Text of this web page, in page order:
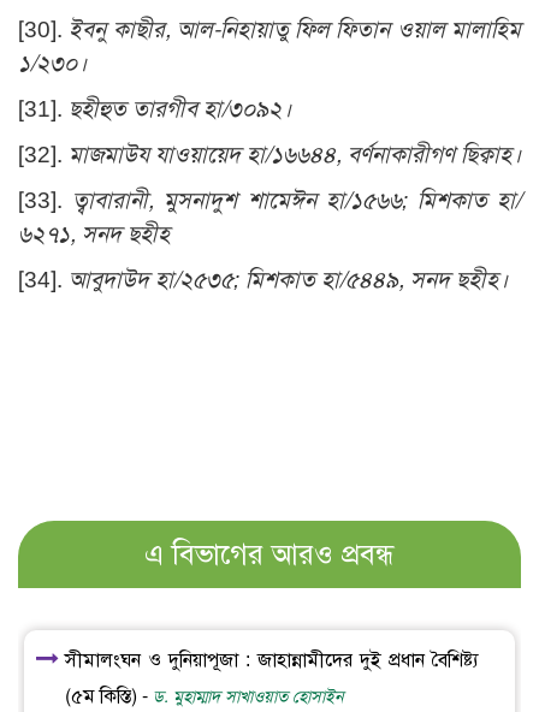
[30]. ইবনু কাছীর, আল-নিহায়াতু ফিল ফিতান ওয়াল মালাহিম
১/২৩০।
[31]. ছহীহুত তারগীব হা/৩০৯২।
[32]. মাজমাউয যাওয়ায়েদ হা/১৬৬৪৪, বর্ণনাকারীগণ ছিক্বাহ।
[33]. ত্বাবারানী, মুসনাদুশ শামেঈন হা/১৫৬৬; মিশকাত হা/
৬২৭১, সনদ ছহীহ
[34]. আবুদাউদ হা/২৫৩৫; মিশকাত হা/৫৪৪৯, সনদ ছহীহ।
এ বিভাগের আরও প্রবন্ধ
সীমালংঘন ও দুনিয়াপূজা : জাহান্নামীদের দুই প্রধান বৈশিষ্ট্য
(৫ম কিস্তি) - ড. মুহাম্মাদ সাখাওয়াত হোসাইন